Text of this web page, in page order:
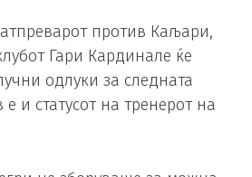
против Каљари,
Гари Кардинале ќе
одлуки за следната
и статусот на тренерот на